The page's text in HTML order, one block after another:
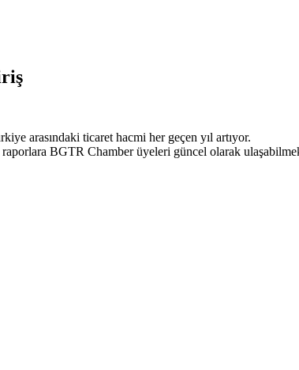
arasındaki ticaret hacmi her geçen yıl artıyor.
BGTR Chamber üyeleri güncel olarak